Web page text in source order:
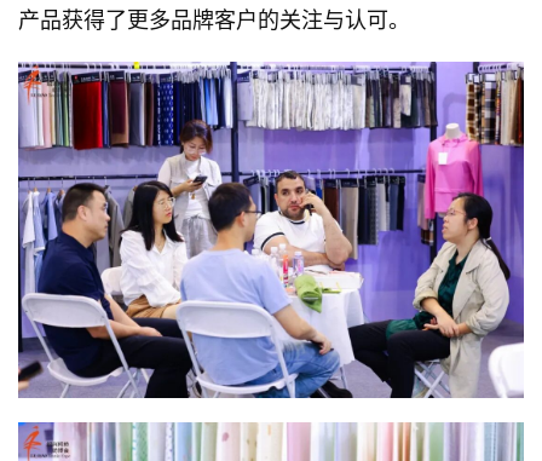
产品获得了更多品牌客户的关注与认可。